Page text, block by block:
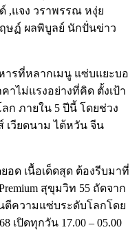
,แจง วราพรรณ หงุ่ย
ษฏ์ ผลพิบูลย์ นักปั่นข่าว
รที่หลากเมนู แซ่บแยะบอ
าไม่แรงอย่างที่คิด ตั้งเป้า
ก ภายใน 5 ปีนี้ โดยช่วง
เวียดนาม ไต้หวัน จีน
ด เนื้อเด็ดสุด ต้องรีบมาที่
สุขุมวิท 55 ถัดจาก
ตีความแซ่บระดับโลกโดย
เปิดทุกวัน 17.00 – 05.00